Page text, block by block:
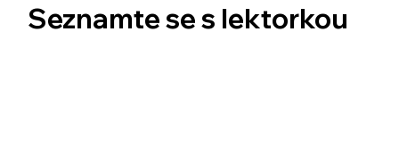
Seznamte se s lektorkou